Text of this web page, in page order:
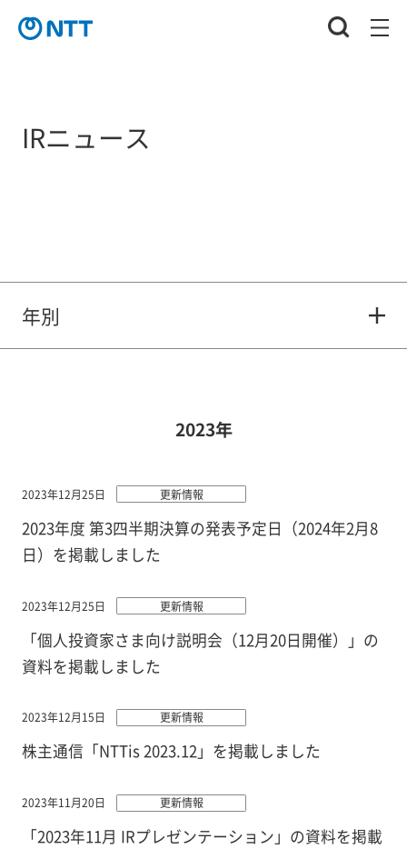
IRニュース
年別
2023年
2023年12月25日 更新情報
2023年度 第3四半期決算の発表予定日（2024年2月8
日）を掲載しました
2023年12月25日 更新情報
「個人投資家さま向け説明会（12月20日開催）」の
資料を掲載しました
2023年12月15日 更新情報
株主通信「NTTis 2023.12」を掲載しました
2023年11月20日 更新情報
「2023年11月 IRプレゼンテーション」の資料を掲載